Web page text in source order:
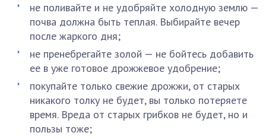
не поливайте и не удобряйте холодную землю —
почва должна быть теплая. Выбирайте вечер
после жаркого дня;
не пренебрегайте золой — не бойтесь добавить
ее в уже готовое дрожжевое удобрение;
покупайте только свежие дрожжи, от старых
никакого толку не будет, вы только потеряете
время. Вреда от старых грибков не будет, но и
пользы тоже;